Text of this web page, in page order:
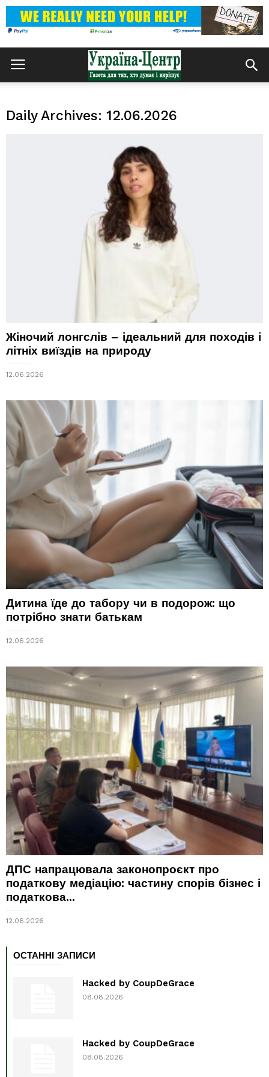
Daily Archives: 12.06.2026
Жіночий лонгслів – ідеальний для походів і
літніх виїздів на природу
12.06.2026
Дитина їде до табору чи в подорож: що
потрібно знати батькам
12.06.2026
ДПС напрацювала законопроєкт про
податкову медіацію: частину спорів бізнес і
податкова...
12.06.2026
ОСТАННІ ЗАПИСИ
Hacked by CoupDeGrace
08.08.2026
Hacked by CoupDeGrace
08.08.2026